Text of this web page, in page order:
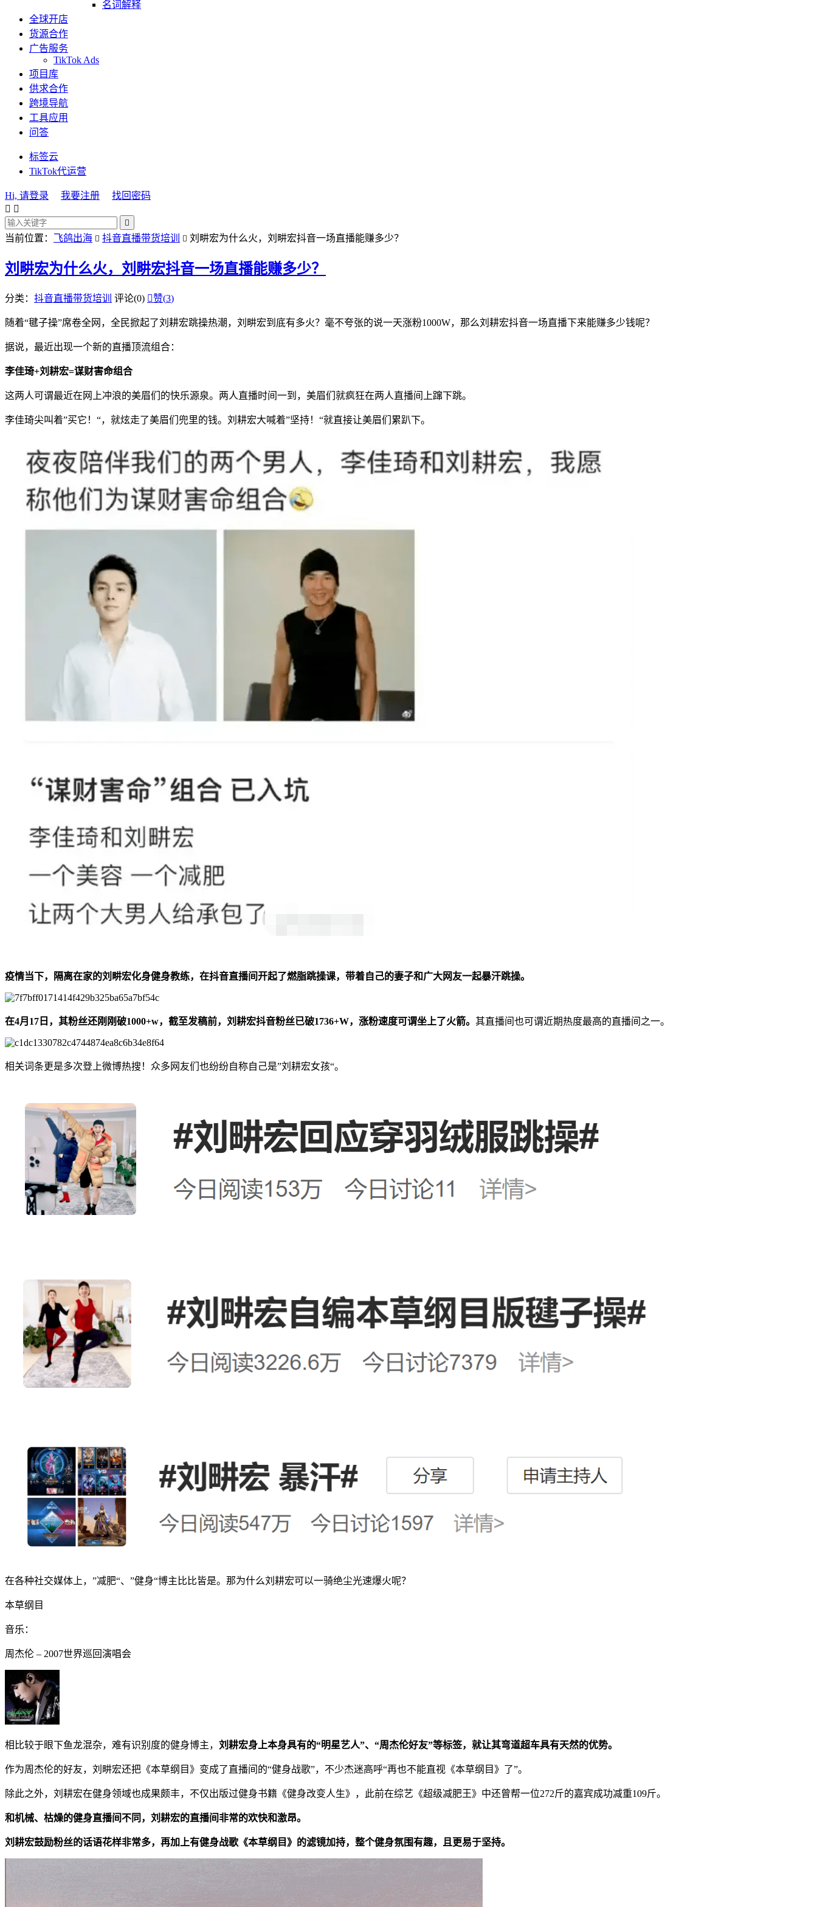
名词解释
全球开店
货源合作
广告服务
TikTok Ads
项目库
供求合作
跨境导航
工具应用
问答
标签云
TikTok代运营
Hi, 请登录 我要注册
找回密码
 

当前位置： 飞鸽出海  抖音直播带货培训  刘畊宏为什么火，刘畊宏抖音一场直播能赚多少？
刘畊宏为什么火，刘畊宏抖音一场直播能赚多少？
分类： 抖音直播带货培训 评论(0) 赞(3)
随着“毽子操”席卷全网，全民掀起了刘耕宏跳操热潮，刘畊宏到底有多火？毫不夸张的说一天涨粉1000W，那么刘耕宏抖音一场直播下来能赚多少钱呢？
据说，最近出现一个新的直播顶流组合：
李佳琦+刘耕宏=谋财害命组合
这两人可谓最近在网上冲浪的美眉们的快乐源泉。两人直播时间一到，美眉们就疯狂在两人直播间上蹿下跳。
李佳琦尖叫着”买它！“，就炫走了美眉们兜里的钱。刘耕宏大喊着”坚持！“就直接让美眉们累趴下。
疫情当下，隔离在家的刘畊宏化身健身教练，在抖音直播间开起了燃脂跳操课，带着自己的妻子和广大网友一起暴汗跳操。
在4月17日，其粉丝还刚刚破1000+w，截至发稿前，刘耕宏抖音粉丝已破1736+W，涨粉速度可谓坐上了火箭。 其直播间也可谓近期热度最高的直播间之一。
相关词条更是多次登上微博热搜！众多网友们也纷纷自称自己是”刘耕宏女孩“。
在各种社交媒体上，”减肥“、”健身“博主比比皆是。那为什么刘耕宏可以一骑绝尘光速爆火呢？
本草纲目
音乐：
周杰伦 – 2007世界巡回演唱会
相比较于眼下鱼龙混杂，难有识别度的健身博主， 刘耕宏身上本身具有的“明星艺人”、“周杰伦好友”等标签，就让其弯道超车具有天然的优势。
作为周杰伦的好友，刘畊宏还把《本草纲目》变成了直播间的“健身战歌”，不少杰迷高呼“再也不能直视《本草纲目》了”。
除此之外，刘耕宏在健身领域也成果颇丰，不仅出版过健身书籍《健身改变人生》，此前在综艺《超级减肥王》中还曾帮一位272斤的嘉宾成功减重109斤。
和机械、枯燥的健身直播间不同，刘耕宏的直播间非常的欢快和激昂。
刘耕宏鼓励粉丝的话语花样非常多，再加上有健身战歌《本草纲目》的滤镜加持，整个健身氛围有趣，且更易于坚持。